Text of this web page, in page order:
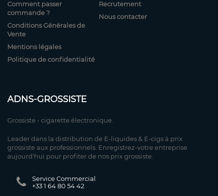
Comment passer
commande ?
Conditions Générales de
Vente
Mentions légales
Politique de confidentialité
Recrutement
Nous contacter
ADNS-GROSSISTE
Grossiste - cigarette électronique.
Leader dans la distribution de E-liquides & E-cigs à prix
grossiste aux professionnels. Enregistrez-votre entreprise
aujourd'hui pour profiter de nos prix grossiste.
Service Commercial
+33 1 64 80 54 42